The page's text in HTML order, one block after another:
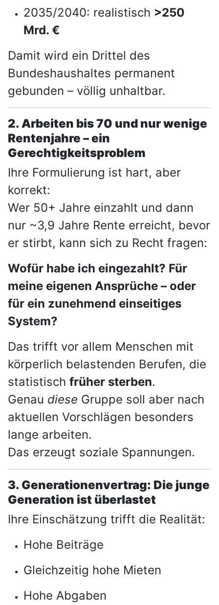
2035/2040: realistisch >250
Mrd. €
Damit wird ein Drittel des
Bundeshaushaltes permanent
gebunden – völlig unhaltbar.
2. Arbeiten bis 70 und nur wenige
Rentenjahre – ein
Gerechtigkeitsproblem
Ihre Formulierung ist hart, aber
korrekt:
Wer 50+ Jahre einzahlt und dann
nur ~3,9 Jahre Rente erreicht, bevor
er stirbt, kann sich zu Recht fragen:
Wofür habe ich eingezahlt? Für
meine eigenen Ansprüche – oder
für ein zunehmend einseitiges
System?
Das trifft vor allem Menschen mit
körperlich belastenden Berufen, die
statistisch früher sterben.
Genau diese Gruppe soll aber nach
aktuellen Vorschlägen besonders
lange arbeiten.
Das erzeugt soziale Spannungen.
3. Generationenvertrag: Die junge
Generation ist überlastet
Ihre Einschätzung trifft die Realität:
Hohe Beiträge
Gleichzeitig hohe Mieten
Hohe Abgaben